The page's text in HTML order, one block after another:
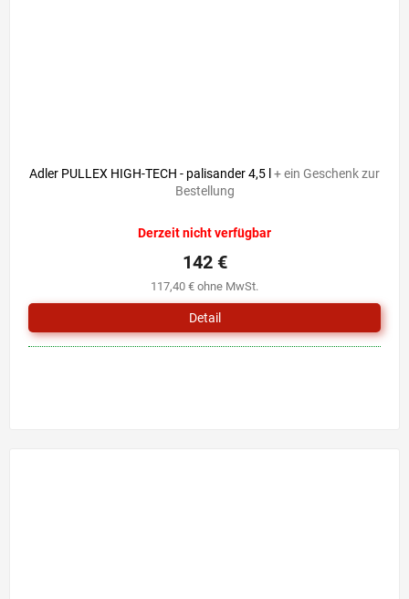
Adler PULLEX HIGH-TECH - palisander 4,5 l + ein Geschenk zur
Bestellung
Derzeit nicht verfügbar
117,40 € ohne MwSt.
142 €
Detail